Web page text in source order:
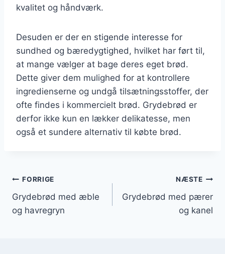
kvalitet og håndværk.
Desuden er der en stigende interesse for
sundhed og bæredygtighed, hvilket har ført til,
at mange vælger at bage deres eget brød.
Dette giver dem mulighed for at kontrollere
ingredienserne og undgå tilsætningsstoffer, der
ofte findes i kommercielt brød. Grydebrød er
derfor ikke kun en lækker delikatesse, men
også et sundere alternativ til købte brød.
Indlægsnavigation
FORRIGE
Grydebrød med æble
og havregryn
NÆSTE
Grydebrød med pærer
og kanel